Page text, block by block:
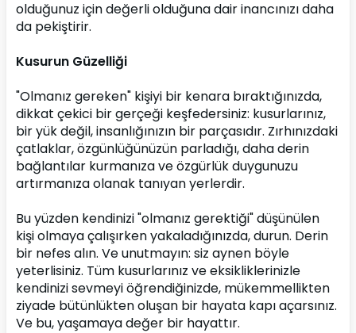
olduğunuz için değerli olduğuna dair inancınızı daha
da pekiştirir.
Kusurun Güzelliği
"Olmanız gereken" kişiyi bir kenara bıraktığınızda,
dikkat çekici bir gerçeği keşfedersiniz: kusurlarınız,
bir yük değil, insanlığınızın bir parçasıdır. Zırhınızdaki
çatlaklar, özgünlüğünüzün parladığı, daha derin
bağlantılar kurmanıza ve özgürlük duygunuzu
artırmanıza olanak tanıyan yerlerdir.
Bu yüzden kendinizi "olmanız gerektiği" düşünülen
kişi olmaya çalışırken yakaladığınızda, durun. Derin
bir nefes alın. Ve unutmayın: siz aynen böyle
yeterlisiniz. Tüm kusurlarınız ve eksikliklerinizle
kendinizi sevmeyi öğrendiğinizde, mükemmellikten
ziyade bütünlükten oluşan bir hayata kapı açarsınız.
Ve bu, yaşamaya değer bir hayattır.